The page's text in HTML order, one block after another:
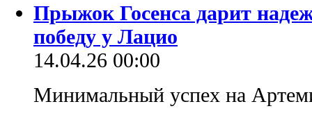
Прыжок Госенса дарит
победу у Лацио
14.04.26 00:00
Минимальный успех на